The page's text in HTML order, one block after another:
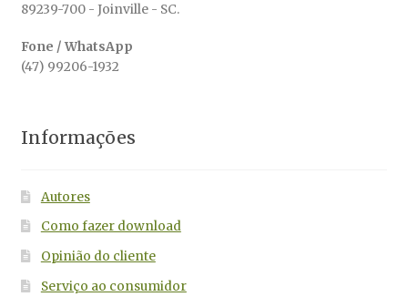
89239-700 - Joinville - SC.
Fone / WhatsApp
(47) 99206-1932
Informações
Autores
Como fazer download
Opinião do cliente
Serviço ao consumidor